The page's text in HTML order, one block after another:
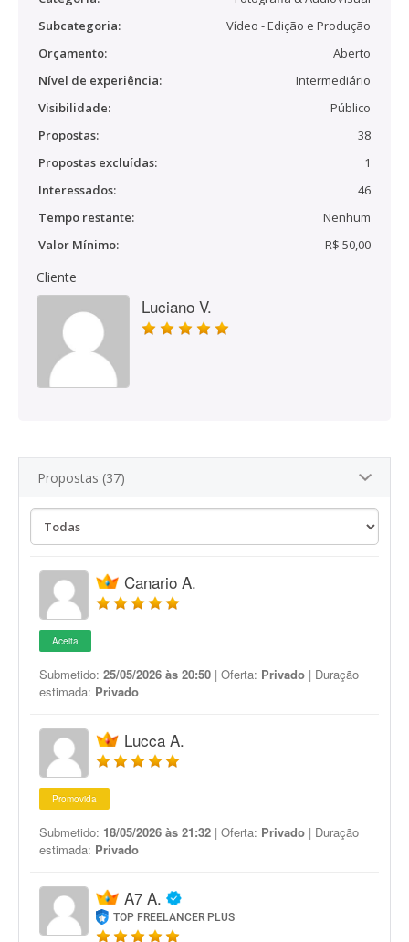
Subcategoria:
Vídeo - Edição e Produção
Orçamento:
Aberto
Nível de experiência:
Intermediário
Visibilidade:
Público
Propostas:
38
Propostas excluídas:
1
Interessados:
46
Tempo restante:
Nenhum
Valor Mínimo:
R$ 50,00
Cliente
Luciano V.
Propostas (37)
Canario A.
Aceita
Submetido: 25/05/2026 às 20:50 | Oferta: Privado | Duração
estimada: Privado
Lucca A.
Promovida
Submetido: 18/05/2026 às 21:32 | Oferta: Privado | Duração
estimada: Privado
A7 A.
TOP FREELANCER PLUS